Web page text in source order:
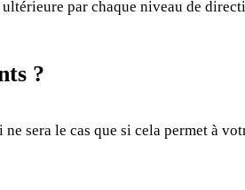
par chaque niveau de
?
sera le cas que si cela permet à